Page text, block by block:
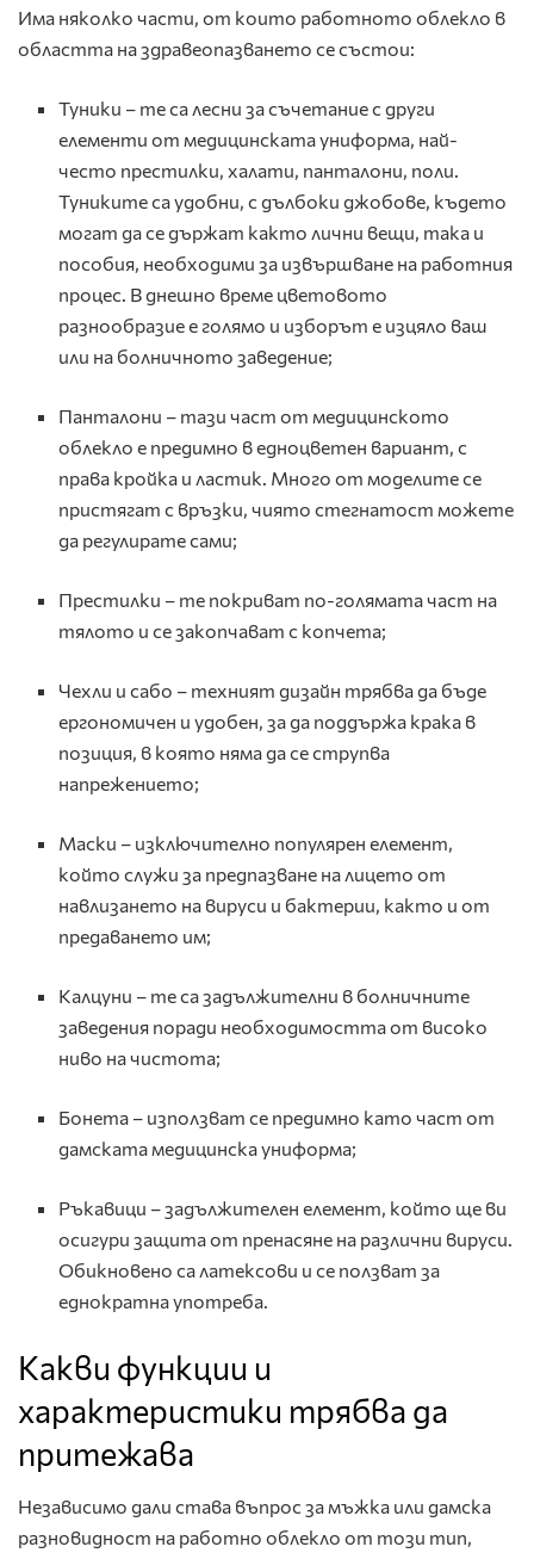
Има няколко части, от които работното облекло в
областта на здравеопазването се състои:
Туники – те са лесни за съчетание с други
елементи от медицинската униформа, най-
често престилки, халати, панталони, поли.
Туниките са удобни, с дълбоки джобове, където
могат да се държат както лични вещи, така и
пособия, необходими за извършване на работния
процес. В днешно време цветовото
разнообразие е голямо и изборът е изцяло ваш
или на болничното заведение;
Панталони – тази част от медицинското
облекло е предимно в едноцветен вариант, с
права кройка и ластик. Много от моделите се
пристягат с връзки, чиято стегнатост можете
да регулирате сами;
Престилки – те покриват по-голямата част на
тялото и се закопчават с копчета;
Чехли и сабо – техният дизайн трябва да бъде
ергономичен и удобен, за да поддържа крака в
позиция, в която няма да се струпва
напрежението;
Маски – изключително популярен елемент,
който служи за предпазване на лицето от
навлизането на вируси и бактерии, както и от
предаването им;
Калцуни – те са задължителни в болничните
заведения поради необходимостта от високо
ниво на чистота;
Бонета – използват се предимно като част от
дамската медицинска униформа;
Ръкавици – задължителен елемент, който ще ви
осигури защита от пренасяне на различни вируси.
Обикновено са латексови и се ползват за
еднократна употреба.
Какви функции и
характеристики трябва да
притежава
Независимо дали става въпрос за мъжка или дамска
разновидност на работно облекло от този тип,